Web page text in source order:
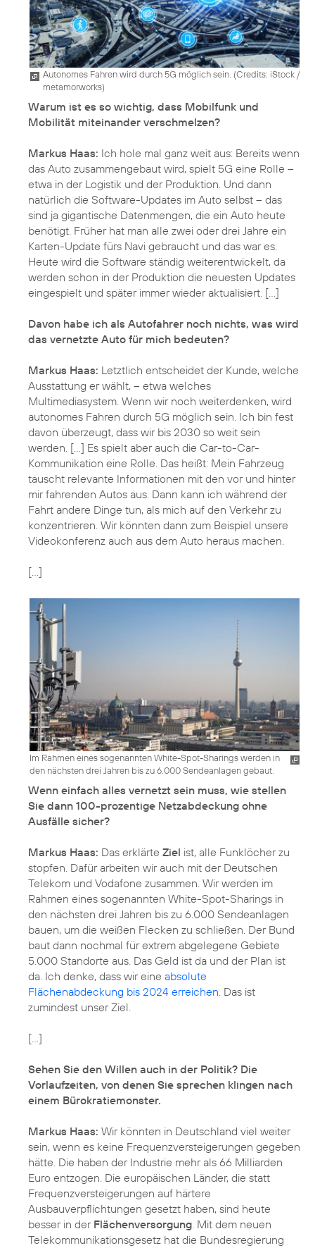
Autonomes Fahren wird durch 5G möglich sein. (Credits: iStock /
metamorworks)
Warum ist es so wichtig, dass Mobilfunk und
Mobilität miteinander verschmelzen?
Markus Haas: Ich hole mal ganz weit aus: Bereits wenn
das Auto zusammengebaut wird, spielt 5G eine Rolle –
etwa in der Logistik und der Produktion. Und dann
natürlich die Software-Updates im Auto selbst – das
sind ja gigantische Datenmengen, die ein Auto heute
benötigt. Früher hat man alle zwei oder drei Jahre ein
Karten-Update fürs Navi gebraucht und das war es.
Heute wird die Software ständig weiterentwickelt, da
werden schon in der Produktion die neuesten Updates
eingespielt und später immer wieder aktualisiert. [...]
Davon habe ich als Autofahrer noch nichts, was wird
das vernetzte Auto für mich bedeuten?
Markus Haas: Letztlich entscheidet der Kunde, welche
Ausstattung er wählt, – etwa welches
Multimediasystem. Wenn wir noch weiterdenken, wird
autonomes Fahren durch 5G möglich sein. Ich bin fest
davon überzeugt, dass wir bis 2030 so weit sein
werden. [...] Es spielt aber auch die Car-to-Car-
Kommunikation eine Rolle. Das heißt: Mein Fahrzeug
tauscht relevante Informationen mit den vor und hinter
mir fahrenden Autos aus. Dann kann ich während der
Fahrt andere Dinge tun, als mich auf den Verkehr zu
konzentrieren. Wir könnten dann zum Beispiel unsere
Videokonferenz auch aus dem Auto heraus machen.
[...]
Im Rahmen eines sogenannten White-Spot-Sharings werden in
den nächsten drei Jahren bis zu 6.000 Sendeanlagen gebaut.
Wenn einfach alles vernetzt sein muss, wie stellen
Sie dann 100-prozentige Netzabdeckung ohne
Ausfälle sicher?
Markus Haas: Das erklärte Ziel ist, alle Funklöcher zu
stopfen. Dafür arbeiten wir auch mit der Deutschen
Telekom und Vodafone zusammen. Wir werden im
Rahmen eines sogenannten White-Spot-Sharings in
den nächsten drei Jahren bis zu 6.000 Sendeanlagen
bauen, um die weißen Flecken zu schließen. Der Bund
baut dann nochmal für extrem abgelegene Gebiete
5.000 Standorte aus. Das Geld ist da und der Plan ist
da. Ich denke, dass wir eine absolute
Flächenabdeckung bis 2024 erreichen . Das ist
zumindest unser Ziel.
[...]
Sehen Sie den Willen auch in der Politik? Die
Vorlaufzeiten, von denen Sie sprechen klingen nach
einem Bürokratiemonster.
Markus Haas: Wir könnten in Deutschland viel weiter
sein, wenn es keine Frequenzversteigerungen gegeben
hätte. Die haben der Industrie mehr als 66 Milliarden
Euro entzogen. Die europäischen Länder, die statt
Frequenzversteigerungen auf härtere
Ausbauverpflichtungen gesetzt haben, sind heute
besser in der Flächenversorgung . Mit dem neuen
Telekommunikationsgesetz hat die Bundesregierung